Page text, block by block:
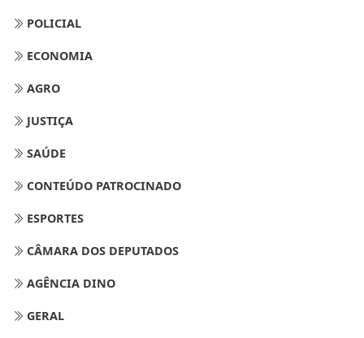
POLICIAL
ECONOMIA
AGRO
JUSTIÇA
SAÚDE
CONTEÚDO PATROCINADO
ESPORTES
CÂMARA DOS DEPUTADOS
AGÊNCIA DINO
GERAL